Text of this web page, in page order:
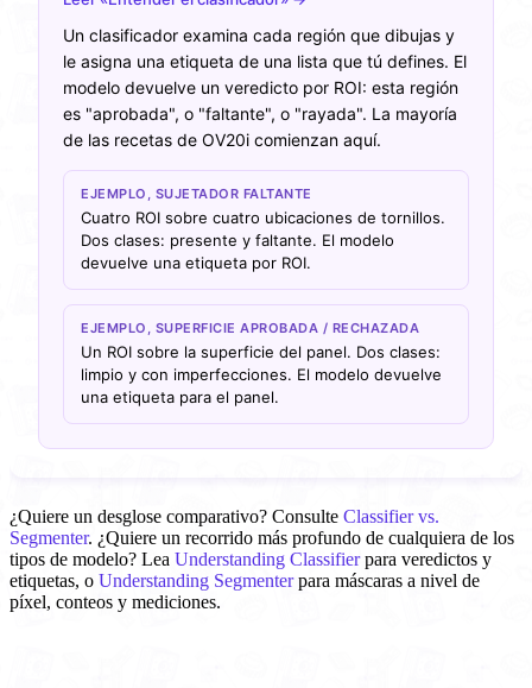
Un clasificador examina cada región que dibujas y
le asigna una etiqueta de una lista que tú defines. El
modelo devuelve un veredicto por ROI: esta región
es "aprobada", o "faltante", o "rayada". La mayoría
de las recetas de OV20i comienzan aquí.
EJEMPLO, SUJETADOR FALTANTE
Cuatro ROI sobre cuatro ubicaciones de tornillos.
Dos clases: presente y faltante. El modelo
devuelve una etiqueta por ROI.
EJEMPLO, SUPERFICIE APROBADA / RECHAZADA
Un ROI sobre la superficie del panel. Dos clases:
limpio y con imperfecciones. El modelo devuelve
una etiqueta para el panel.
¿Quiere un desglose comparativo? Consulte Classifier vs.
Segmenter. ¿Quiere un recorrido más profundo de cualquiera de los
tipos de modelo? Lea Understanding Classifierpara veredictos y
etiquetas, o Understanding Segmenterpara máscaras a nivel de
píxel, conteos y mediciones.